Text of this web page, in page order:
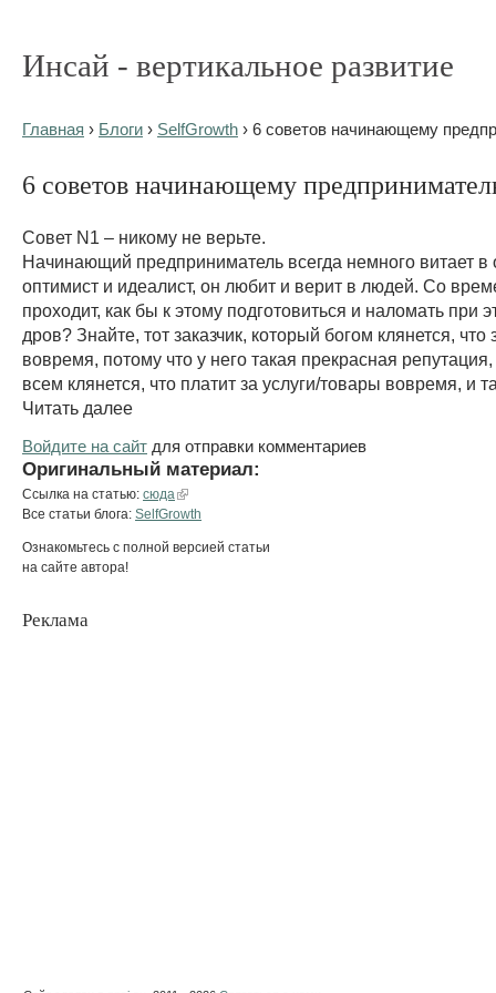
Инсай - вертикальное развитие
Главная › Блоги › SelfGrowth › 6 советов начинающему
6 советов начинающему
Совет N1 – никому не верьте.
Начинающий предприниматель всегда немного витает в
оптимист и идеалист, он любит и верит в людей. Со
проходит, как бы к этому подготовиться и наломать при
дров? Знайте, тот заказчик, который богом клянется, что
вовремя, потому что у него такая прекрасная
всем клянется, что платит за услуги/товары вовремя, и
Читать далее
Войдите на сайт для отправки комментариев
Оригинальный материал:
Ссылка на статью: сюда
Все статьи блога: SelfGrowth
Ознакомьтесь с полной версией статьи
на сайте автора!
Реклама